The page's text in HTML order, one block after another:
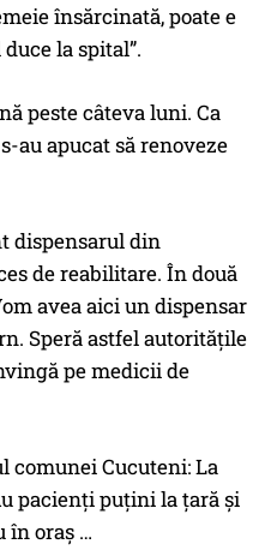
însărcinată, poate e
la spital”.
peste câteva luni. Ca
au apucat să renoveze
dispensarul din
de reabilitare. În două
avea aici un dispensar
Speră astfel autoritățile
pe medicii de
comunei Cucuteni: La
pacienți puțini la țară și
în oraș …